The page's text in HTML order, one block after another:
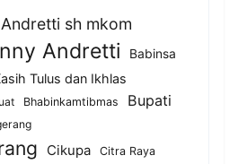
sh mkom
Andretti Babinsa
Tulus dan Ikhlas
Bhabinkamtibmas Bupati
Cikupa Citra Raya